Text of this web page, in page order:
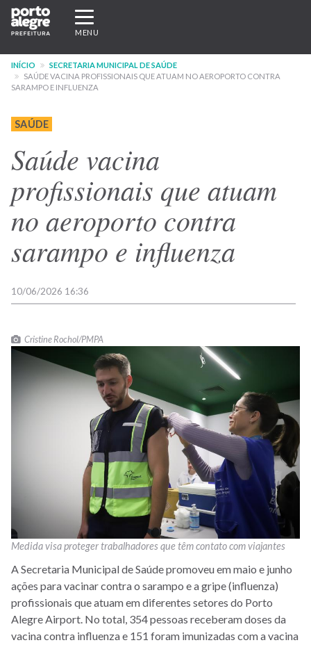
Pular
para
conteúdo
principal
Expandir/recolher
navegação
MENU
INÍCIO
SECRETARIA MUNICIPAL DE SAÚDE
SAÚDE VACINA PROFISSIONAIS QUE ATUAM NO AEROPORTO CONTRA
SARAMPO E INFLUENZA
SAÚDE
Saúde vacina
profissionais que atuam
no aeroporto contra
sarampo e influenza
10/06/2026 16:36
Cristine Rochol/PMPA
Medida visa proteger trabalhadores que têm contato com viajantes
A Secretaria Municipal de Saúde promoveu em maio e junho
ações para vacinar contra o sarampo e a gripe (influenza)
profissionais que atuam em diferentes setores do Porto
Alegre Airport. No total, 354 pessoas receberam doses da
vacina contra influenza e 151 foram imunizadas com a vacina